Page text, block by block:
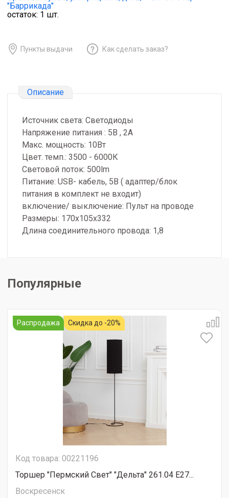
"Баррикада"
остаток: 1 шт.
Пункты выдачи Как сделать заказ?
Описание
Источник света: Светодиоды
Напряжение питания : 5В , 2A
Макс. мощность: 10Вт
Цвет. темп.: 3500 - 6000К
Световой поток: 500lm
Питание: USB- кабель, 5В ( адаптер/блок
питания в комплект не входит)
включение/ выключение: Пульт на проводе
Размеры: 170x105x332
Длина соединительного провода: 1,8
Популярные
Распродажа Скидка до -20%
Код товара: 00221196
Торшер "Пермский Свет" "Дельта" 261.04 Е27...
Воскресенск